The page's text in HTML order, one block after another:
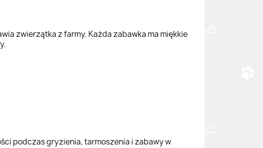
zwierzątka z farmy. Każda zabawka ma miękkie
podczas gryzienia, tarmoszenia i zabawy w